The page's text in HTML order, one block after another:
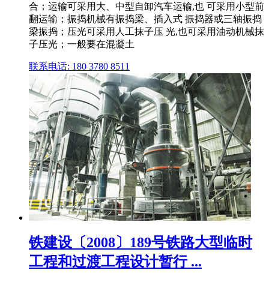
合；运输可采用大、中型自卸汽车运输,也 可采用小型前
翻运输；振捣机械有振捣梁、插入式 振捣器或三轴振捣
梁振捣；压光可采用人工抹子压 光,也可采用油动机械抹
子压光；一般要在混凝土
联系电话: 180 3780 8511
铁建设〔2008〕189号铁路大型临时
工程和过渡工程设计暂行 ...